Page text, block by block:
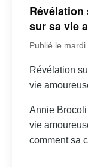
Révélation
sur sa vie
Publié le
Révélation
vie
Annie Brocoli
vie
comment sa